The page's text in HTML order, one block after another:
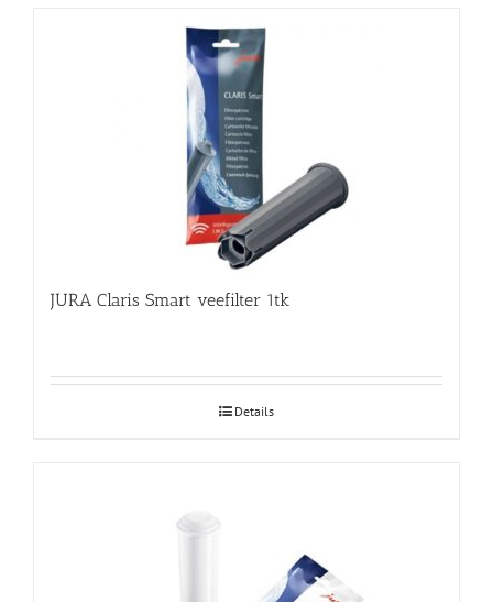
JURA Claris Smart veefilter 1tk
Details